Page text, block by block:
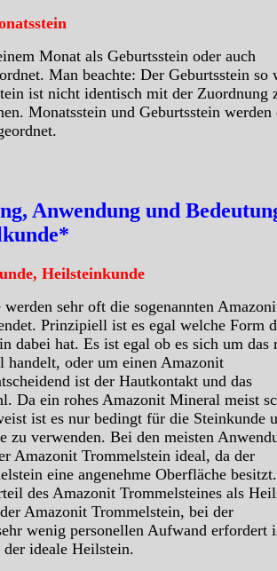
Monat als Geburtsstein oder auch
Man beachte: Der Geburtsstein so
ist nicht identisch mit der Zuordnung
Monatsstein und Geburtsstein werden
Anwendung und
Heilsteinkunde
sehr oft die sogenannten
Prinzipiell ist es egal welche Form
dabei hat. Es ist egal ob es sich um das
handelt, oder um einen Amazonit
ist der Hautkontakt und das
Da ein rohes Amazonit Mineral meist
ist es nur bedingt für die Steinkunde
zu verwenden. Bei den meisten
Amazonit Trommelstein ideal, da der
eine angenehme Oberfläche
des Amazonit Trommelsteines als
Amazonit Trommelstein, bei der
wenig personellen Aufwand erfordert
ideale Heilstein.